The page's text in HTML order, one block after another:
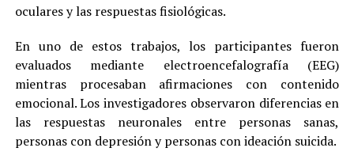
oculares y las respuestas fisiológicas.
En uno de estos trabajos, los participantes fueron
evaluados mediante electroencefalografía (EEG)
mientras procesaban afirmaciones con contenido
emocional. Los investigadores observaron diferencias en
las respuestas neuronales entre personas sanas,
personas con depresión y personas con ideación suicida.